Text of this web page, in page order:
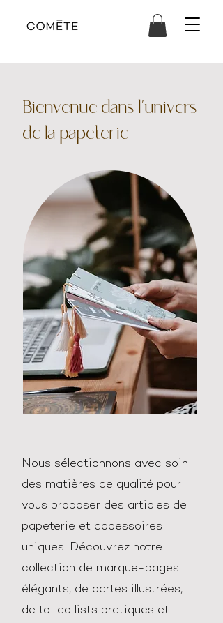
Bienvenue dans l’univers
de la papeterie
Nous sélectionnons avec soin
des matières de qualité pour
vous proposer des articles de
papeterie et accessoires
uniques. Découvrez notre
collection de marque-pages
élégants, de cartes illustrées,
de to-do lists pratiques et